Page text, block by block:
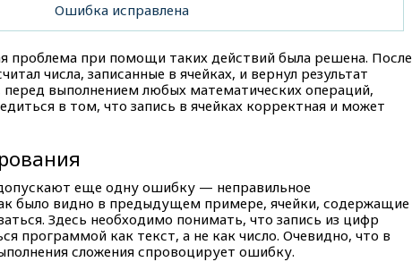
Ошибка исправлена
проблема при помощи таких действий была решена. После
числа, записанные в ячейках, и вернул результат
выполнением любых математических операций,
в том, что запись в ячейках корректная и может
еще одну ошибку — неправильное
было видно в предыдущем примере, ячейки, содержащие
Здесь необходимо понимать, что запись из цифр
программой как текст, а не как число. Очевидно, что в
сложения спровоцирует ошибку.